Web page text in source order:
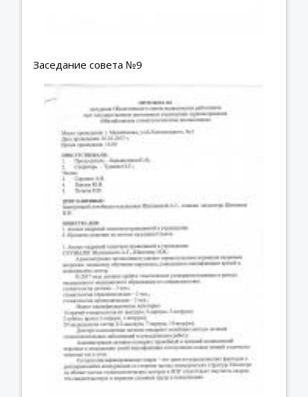
Заседание совета №9